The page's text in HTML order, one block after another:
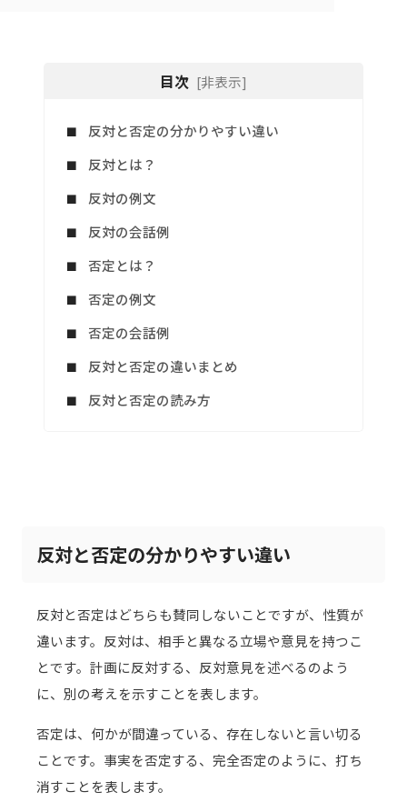
目次 [非表示]
反対と否定の分かりやすい違い
反対とは？
反対の例文
反対の会話例
否定とは？
否定の例文
否定の会話例
反対と否定の違いまとめ
反対と否定の読み方
反対と否定の分かりやすい違い
反対と否定はどちらも賛同しないことですが、性質が
違います。反対は、相手と異なる立場や意見を持つこ
とです。計画に反対する、反対意見を述べるのよう
に、別の考えを示すことを表します。
否定は、何かが間違っている、存在しないと言い切る
ことです。事実を否定する、完全否定のように、打ち
消すことを表します。